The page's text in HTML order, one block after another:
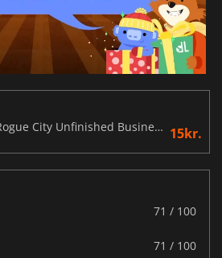
Robocop Rogue City Unfinished Business Prime Directives Pack 15kr.
71 / 100
71 / 100